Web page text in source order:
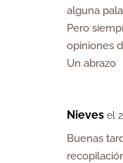
alguna
Pero
opiniones
Un abrazo
Nieves el
Buenas